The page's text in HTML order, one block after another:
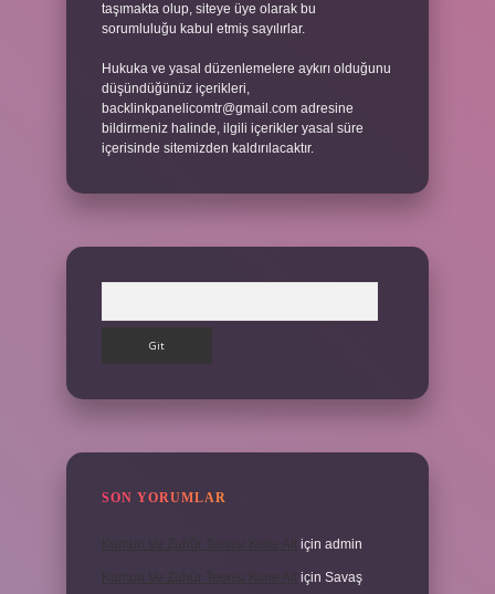
taşımakta olup, siteye üye olarak bu
sorumluluğu kabul etmiş sayılırlar.
Hukuka ve yasal düzenlemelere aykırı olduğunu
düşündüğünüz içerikleri,
backlinkpanelicomtr@gmail.com adresine
bildirmeniz halinde, ilgili içerikler yasal süre
içerisinde sitemizden kaldırılacaktır.
SON YORUMLAR
için admin
için Savaş